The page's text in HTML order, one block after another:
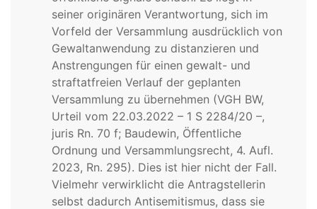
seiner originären Verantwortung, sich im
Vorfeld der Versammlung ausdrücklich von
Gewaltanwendung zu distanzieren und
Anstrengungen für einen gewalt- und
straftatfreien Verlauf der geplanten
Versammlung zu übernehmen (VGH BW,
Urteil vom 22.03.2022 – 1 S 2284/20 –,
juris Rn. 70 f; Baudewin, Öffentliche
Ordnung und Versammlungsrecht, 4. Aufl.
2023, Rn. 295). Dies ist hier nicht der Fall.
Vielmehr verwirklicht die Antragstellerin
selbst dadurch Antisemitismus, dass sie